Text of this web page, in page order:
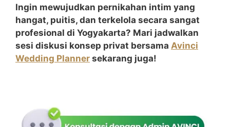
Ingin mewujudkan pernikahan intim yang
hangat, puitis, dan terkelola secara sangat
profesional di Yogyakarta? Mari jadwalkan
sesi diskusi konsep privat bersama Avinci
Wedding Planner sekarang juga!